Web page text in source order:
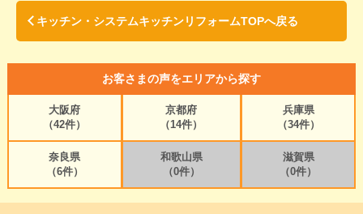
キッチン・システムキッチンリフォームTOPへ戻る
お客さまの声をエリアから探す
大阪府
（42件）
京都府
（14件）
兵庫県
（34件）
奈良県
（6件）
和歌山県
（0件）
滋賀県
（0件）